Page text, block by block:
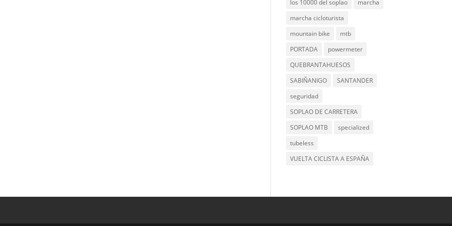
los 10000 del soplao
marcha
marcha cicloturista
mountain bike
mtb
PORTADA
powermeter
QUEBRANTAHUESOS
SABIÑANIGO
SANTANDER
seguridad
SOPLAO DE CARRETERA
SOPLAO MTB
specialized
tubeless
VUELTA CICLISTA A ESPAÑA